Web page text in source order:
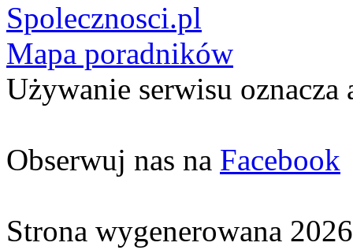
Spolecznosci.pl
Mapa poradników
Używanie serwisu oznacza
Obserwuj nas na Facebook
Strona wygenerowana